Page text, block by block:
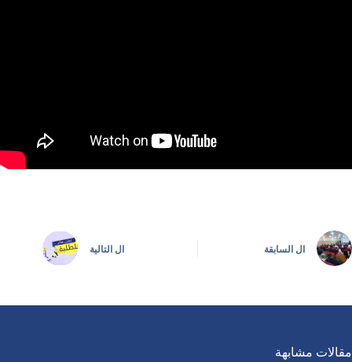
ال السابقة ال التالية
مقالات مشابهة